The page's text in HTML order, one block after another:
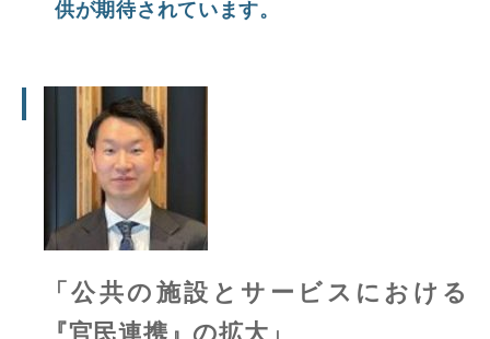
供が期待されています。
「公共の施設とサービスにおける
『官民連携』の拡大」